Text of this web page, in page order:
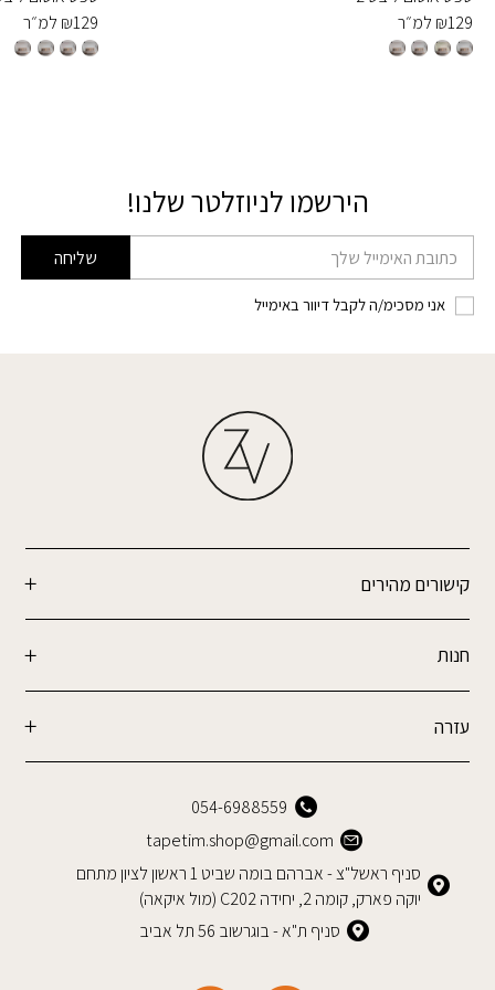
₪129 למ״ר
₪129 למ״ר
הירשמו לניוזלטר שלנו!
דוא׳׳ל שליחה
אני מסכימ/ה לקבל דיוור באימייל
קישורים מהירים
חנות
עזרה
054-6988559
tapetim.shop@gmail.com
סניף ראשל"צ - אברהם בומה שביט 1 ראשון לציון מתחם
יוקה פארק, קומה 2, יחידה C202 (מול איקאה)
סניף ת"א - בוגרשוב 56 תל אביב